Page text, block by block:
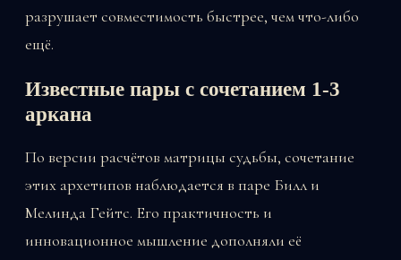
разрушает совместимость быстрее, чем что-либо
ещё.
Известные пары с сочетанием 1-3
аркана
По версии расчётов матрицы судьбы, сочетание
этих архетипов наблюдается в паре Билл и
Мелинда Гейтс. Его практичность и
инновационное мышление дополняли её